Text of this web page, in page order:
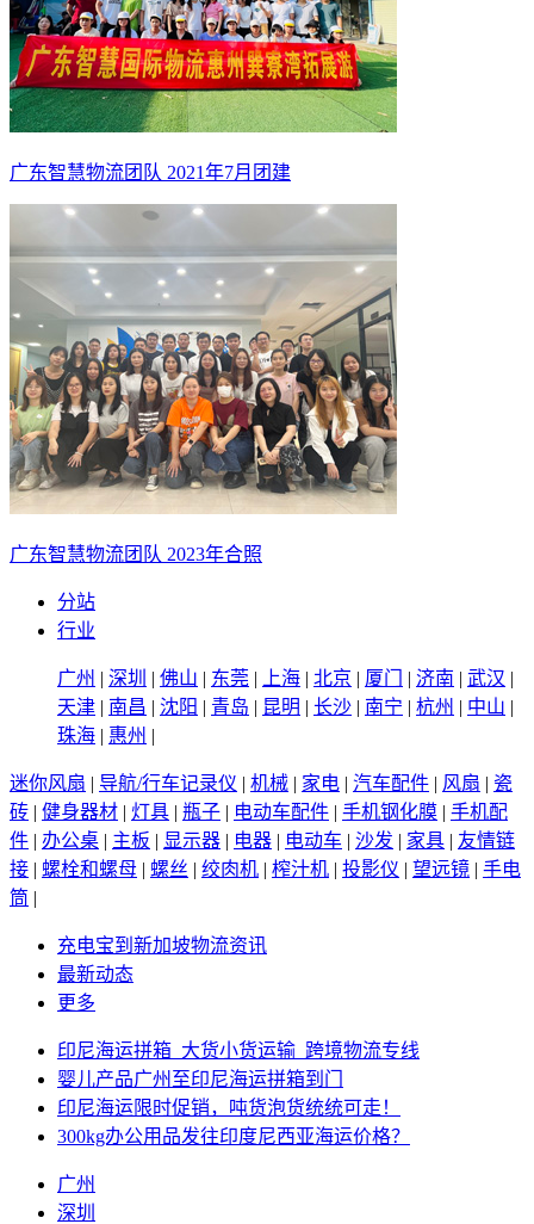
广东智慧物流团队 2021年7月团建
广东智慧物流团队 2023年合照
分站
行业
广州 | 深圳 | 佛山 | 东莞 | 上海 | 北京 | 厦门 | 济南 | 武汉 |
天津 | 南昌 | 沈阳 | 青岛 | 昆明 | 长沙 | 南宁 | 杭州 | 中山 |
珠海 | 惠州 |
迷你风扇 | 导航/行车记录仪 | 机械 | 家电 | 汽车配件 | 风扇 | 瓷
砖 | 健身器材 | 灯具 | 瓶子 | 电动车配件 | 手机钢化膜 | 手机配
件 | 办公桌 | 主板 | 显示器 | 电器 | 电动车 | 沙发 | 家具 | 友情链
接 | 螺栓和螺母 | 螺丝 | 绞肉机 | 榨汁机 | 投影仪 | 望远镜 | 手电
筒 |
充电宝到新加坡物流资讯
最新动态
更多
印尼海运拼箱_大货小货运输_跨境物流专线
婴儿产品广州至印尼海运拼箱到门
印尼海运限时促销，吨货泡货统统可走！
300kg办公用品发往印度尼西亚海运价格？
广州
深圳